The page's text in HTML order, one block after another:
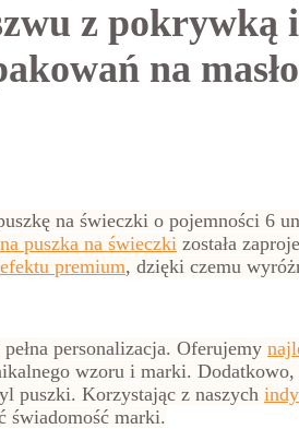
z pokrywką
na
na świeczki o pojemności 6
puszka na świeczki została
efektu premium, dzięki czemu
personalizacja. Oferujemy
wzoru i marki.
puszki. Korzystając z naszych
świadomość marki.